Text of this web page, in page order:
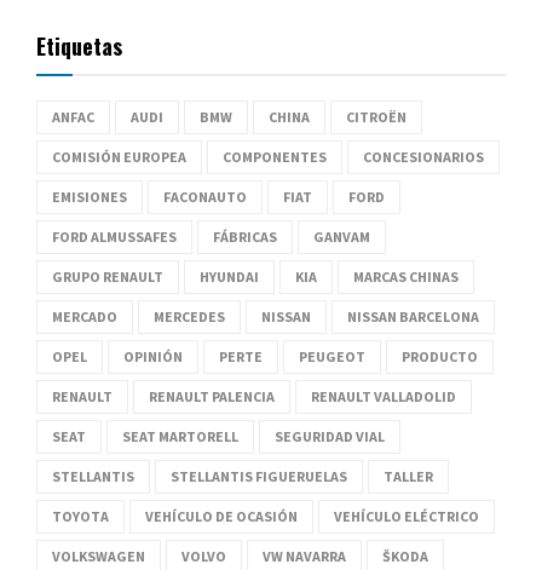
Etiquetas
ANFAC AUDI BMW CHINA CITROËN
COMISIÓN EUROPEA COMPONENTES CONCESIONARIOS
EMISIONES FACONAUTO FIAT FORD
FORD ALMUSSAFES FÁBRICAS GANVAM
GRUPO RENAULT HYUNDAI KIA MARCAS CHINAS
MERCADO MERCEDES NISSAN NISSAN BARCELONA
OPEL OPINIÓN PERTE PEUGEOT PRODUCTO
RENAULT RENAULT PALENCIA RENAULT VALLADOLID
SEAT SEAT MARTORELL SEGURIDAD VIAL
STELLANTIS STELLANTIS FIGUERUELAS TALLER
TOYOTA VEHÍCULO DE OCASIÓN VEHÍCULO ELÉCTRICO
VOLKSWAGEN VOLVO VW NAVARRA ŠKODA